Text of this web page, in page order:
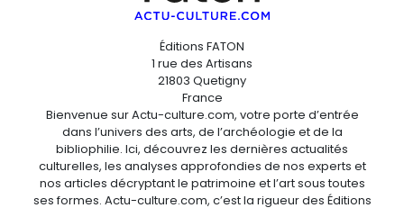
Éditions FATON
1 rue des Artisans
21803 Quetigny
France
Bienvenue sur Actu-culture.com, votre porte d’entrée
dans l’univers des arts, de l’archéologie et de la
bibliophilie. Ici, découvrez les dernières actualités
culturelles, les analyses approfondies de nos experts et
nos articles décryptant le patrimoine et l’art sous toutes
ses formes. Actu-culture.com, c’est la rigueur des Éditions